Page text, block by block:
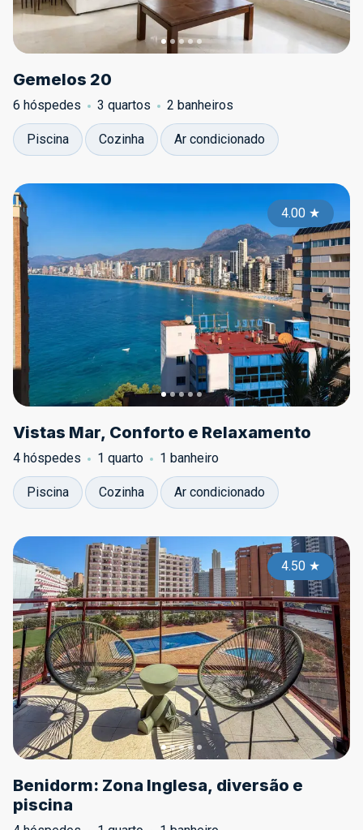
Gemelos 20
6 hóspedes 3 quartos 2 banheiros
Piscina Cozinha Ar condicionado
4.00★
Vistas Mar, Conforto e Relaxamento
4 hóspedes 1 quarto 1 banheiro
Piscina Cozinha Ar condicionado
4.50★
Benidorm: Zona Inglesa, diversão e
piscina